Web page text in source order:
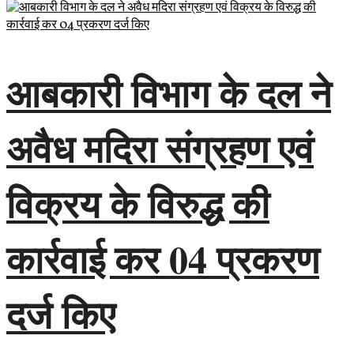
आबकारी विभाग के दल ने
अवैध मदिरा संग्रहण एवं
विक्रय के विरुद्ध की
कार्रवाई कर 04 प्रकरण
दर्ज किए